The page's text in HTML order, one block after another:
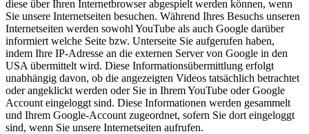
diese über Ihren Internetbrowser abgespielt werden können, wenn
Sie unsere Internetseiten besuchen. Während Ihres Besuchs unseren
Internetseiten werden sowohl YouTube als auch Google darüber
informiert welche Seite bzw. Unterseite Sie aufgerufen haben,
indem Ihre IP-Adresse an die externen Server von Google in den
USA übermittelt wird. Diese Informationsübermittlung erfolgt
unabhängig davon, ob die angezeigten Videos tatsächlich betrachtet
oder angeklickt werden oder Sie in Ihrem YouTube oder Google
Account eingeloggt sind. Diese Informationen werden gesammelt
und Ihrem Google-Account zugeordnet, sofern Sie dort eingeloggt
sind, wenn Sie unsere Internetseiten aufrufen.